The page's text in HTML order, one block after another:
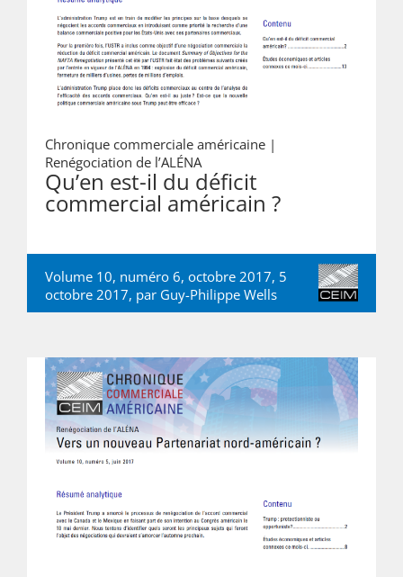
Chronique commerciale américaine |
Renégociation de l’ALÉNA
Qu’en est-il du déficit
commercial américain ?
Volume 10, numéro 6, octobre 2017, 5
octobre 2017, par Guy-Philippe Wells